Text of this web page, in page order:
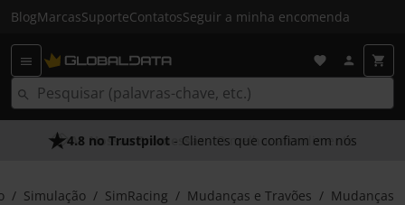
BlogMarcasSuporteContatosSeguir a minha encomenda
As Nossas Promessas- O melhor atendimento
4.8 no Trustpilot - Clientes que confiam em nós
Simulação SimRacing Mudanças e Travões Mudanças